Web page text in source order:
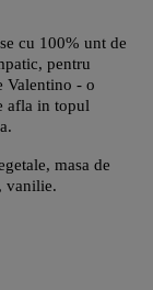
cu 100% unt de
pentru
Valentino - o
afla in topul
masa de
vanilie.